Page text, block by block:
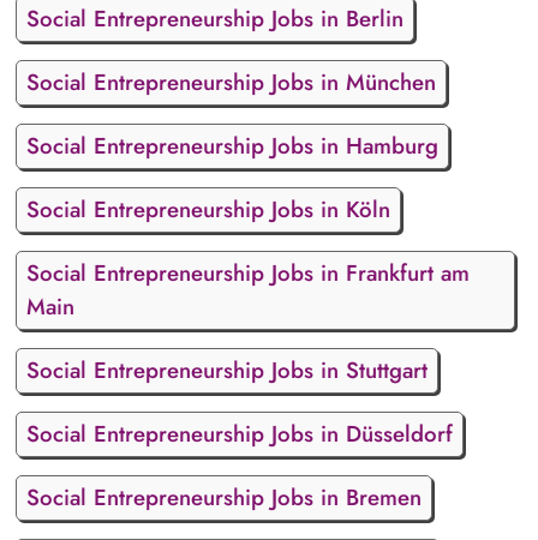
Social Entrepreneurship Jobs in Berlin
Social Entrepreneurship Jobs in München
Social Entrepreneurship Jobs in Hamburg
Social Entrepreneurship Jobs in Köln
Social Entrepreneurship Jobs in Frankfurt am
Main
Social Entrepreneurship Jobs in Stuttgart
Social Entrepreneurship Jobs in Düsseldorf
Social Entrepreneurship Jobs in Bremen